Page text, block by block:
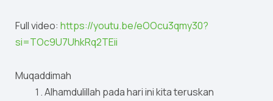
Full video: https://youtu.be/eOOcu3qmy30?
si=TOc9U7UhkRq2TEii
Muqaddimah
Alhamdulillah pada hari ini kita teruskan